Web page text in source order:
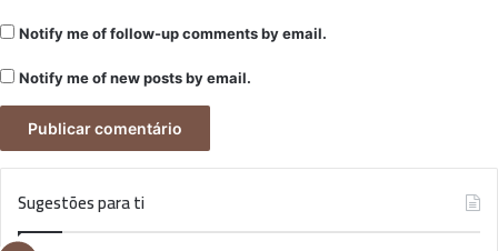
Notify me of follow-up comments by email.
Notify me of new posts by email.
Sugestões para ti